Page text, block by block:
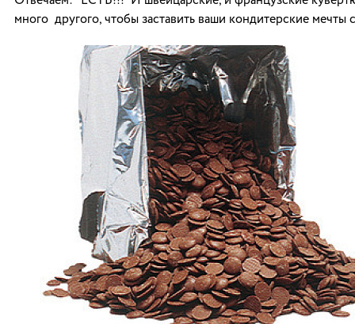
много другого, чтобы заставить ваши кондитерские мечты